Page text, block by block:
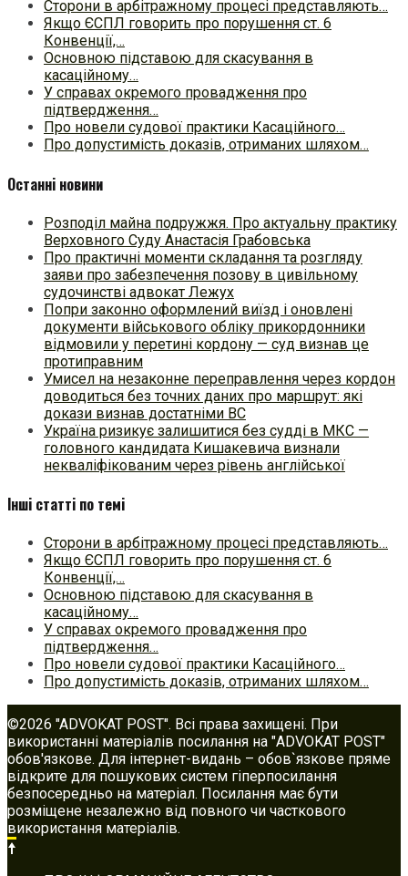
Сторони в арбітражному процесі представляють…
Якщо ЄСПЛ говорить про порушення ст. 6
Конвенції,…
Основною підставою для скасування в
касаційному…
У справах окремого провадження про
підтвердження…
Про новели судової практики Касаційного…
Про допустимість доказів, отриманих шляхом…
Останні новини
Розподіл майна подружжя. Про актуальну практику
Верховного Суду Анастасія Грабовська
Про практичні моменти складання та розгляду
заяви про забезпечення позову в цивільному
судочинстві адвокат Лежух
Попри законно оформлений виїзд і оновлені
документи військового обліку прикордонники
відмовили у перетині кордону — суд визнав це
протиправним
Умисел на незаконне переправлення через кордон
доводиться без точних даних про маршрут: які
докази визнав достатніми ВС
Україна ризикує залишитися без судді в МКС —
головного кандидата Кишакевича визнали
некваліфікованим через рівень англійської
Інші статті по темі
Сторони в арбітражному процесі представляють…
Якщо ЄСПЛ говорить про порушення ст. 6
Конвенції,…
Основною підставою для скасування в
касаційному…
У справах окремого провадження про
підтвердження…
Про новели судової практики Касаційного…
Про допустимість доказів, отриманих шляхом…
©2026 "ADVOKAT POST". Всі права захищені. При
використанні матеріалів посилання на "ADVOKAT POST"
обов'язкове. Для інтернет-видань – обов`язкове пряме
відкрите для пошукових систем гіперпосилання
безпосередньо на матеріал. Посилання має бути
розміщене незалежно від повного чи часткового
використання матеріалів.